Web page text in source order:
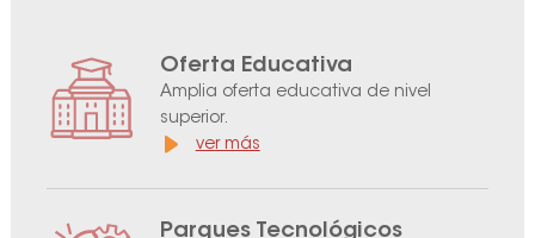
Oferta Educativa
Amplia oferta educativa de nivel
superior.
ver más
Parques Tecnológicos